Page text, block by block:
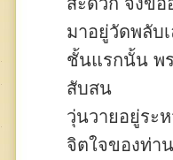
มาอยู่วัดพลับ
ชั้นแรกนั้น พ
สับสน
วุ่นวายอยู่ระ
จิตใจของท่า